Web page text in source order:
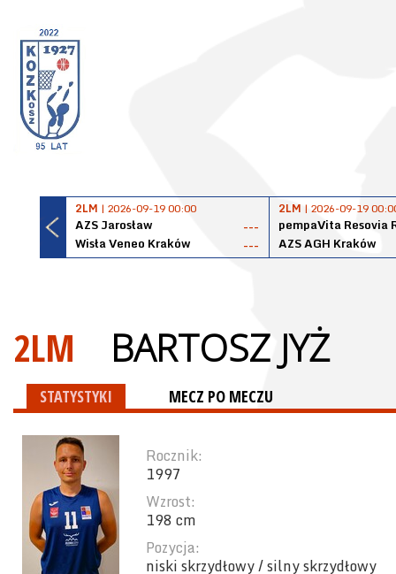
2LM | 2026-09-19 00:00
AZS Jarosław
---
Wisła Veneo Kraków
---
2LM | 2026-09-19
pempaVita Resovia
AZS AGH Kraków
2LM BARTOSZ JYŻ
STATYSTYKI MECZ PO MECZU
Rocznik:
1997
Wzrost:
198 cm
Pozycja:
niski skrzydłowy / silny skrzydłowy